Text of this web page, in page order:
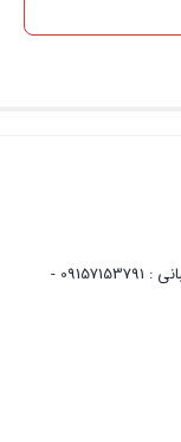
واحد پشتیبانی مشتریان : 05135092741 - واحد پشتیبانی : 09157153791 -